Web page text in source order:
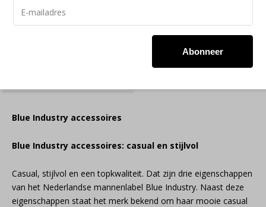
Blue Industry accessoires
Blue Industry accessoires: casual en stijlvol
Casual, stijlvol en een topkwaliteit. Dat zijn drie eigenschappen
van het Nederlandse mannenlabel Blue Industry. Naast deze
eigenschappen staat het merk bekend om haar mooie casual
Abonneer